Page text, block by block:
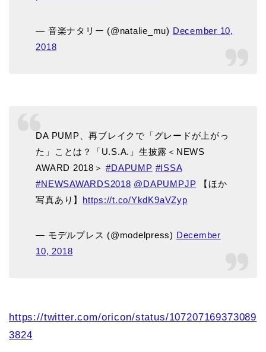
— 音楽ナタリー (@natalie_mu) December 10,
2018
DA PUMP、再ブレイクで「グレードが上がっ
た」ことは？「U.S.A.」生披露＜NEWS
AWARD 2018＞#DAPUMP #ISSA
#NEWSAWARDS2018 @DAPUMPJP 【ほか
写真あり】 https://t.co/YkdK9aVZyp
— モデルプレス (@modelpress) December
10, 2018
https://twitter.com/oricon/status/107207169373089
3824